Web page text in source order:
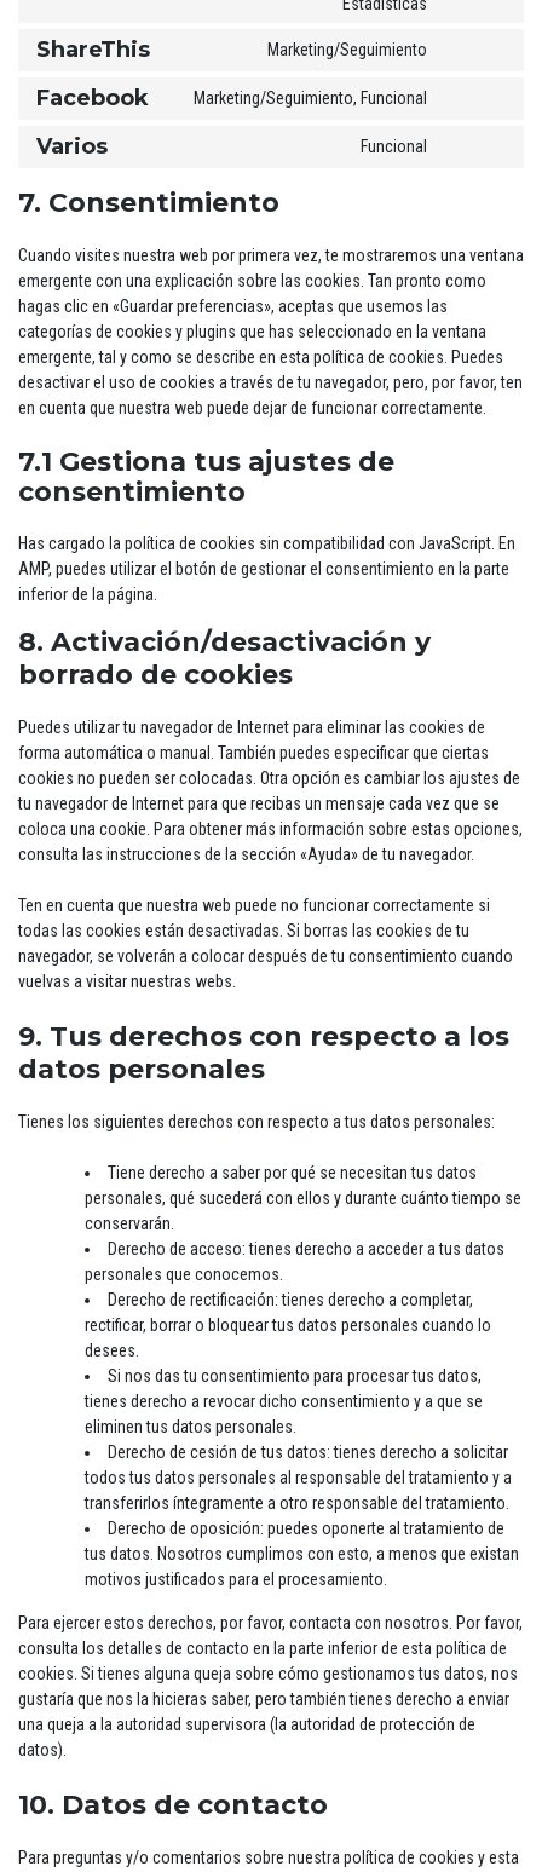
ShareThis Marketing/Seguimiento
Facebook Marketing/Seguimiento, Funcional
Varios Funcional
7. Consentimiento
Cuando visites nuestra web por primera vez, te mostraremos una ventana
emergente con una explicación sobre las cookies. Tan pronto como
hagas clic en «Guardar preferencias», aceptas que usemos las
categorías de cookies y plugins que has seleccionado en la ventana
emergente, tal y como se describe en esta política de cookies. Puedes
desactivar el uso de cookies a través de tu navegador, pero, por favor, ten
en cuenta que nuestra web puede dejar de funcionar correctamente.
7.1 Gestiona tus ajustes de
consentimiento
Has cargado la política de cookies sin compatibilidad con JavaScript. En
AMP, puedes utilizar el botón de gestionar el consentimiento en la parte
inferior de la página.
8. Activación/desactivación y
borrado de cookies
Puedes utilizar tu navegador de Internet para eliminar las cookies de
forma automática o manual. También puedes especificar que ciertas
cookies no pueden ser colocadas. Otra opción es cambiar los ajustes de
tu navegador de Internet para que recibas un mensaje cada vez que se
coloca una cookie. Para obtener más información sobre estas opciones,
consulta las instrucciones de la sección «Ayuda» de tu navegador.
Ten en cuenta que nuestra web puede no funcionar correctamente si
todas las cookies están desactivadas. Si borras las cookies de tu
navegador, se volverán a colocar después de tu consentimiento cuando
vuelvas a visitar nuestras webs.
9. Tus derechos con respecto a los
datos personales
Tienes los siguientes derechos con respecto a tus datos personales:
Tiene derecho a saber por qué se necesitan tus datos
personales, qué sucederá con ellos y durante cuánto tiempo se
conservarán.
Derecho de acceso: tienes derecho a acceder a tus datos
personales que conocemos.
Derecho de rectificación: tienes derecho a completar,
rectificar, borrar o bloquear tus datos personales cuando lo
desees.
Si nos das tu consentimiento para procesar tus datos,
tienes derecho a revocar dicho consentimiento y a que se
eliminen tus datos personales.
Derecho de cesión de tus datos: tienes derecho a solicitar
todos tus datos personales al responsable del tratamiento y a
transferirlos íntegramente a otro responsable del tratamiento.
Derecho de oposición: puedes oponerte al tratamiento de
tus datos. Nosotros cumplimos con esto, a menos que existan
motivos justificados para el procesamiento.
Para ejercer estos derechos, por favor, contacta con nosotros. Por favor,
consulta los detalles de contacto en la parte inferior de esta política de
cookies. Si tienes alguna queja sobre cómo gestionamos tus datos, nos
gustaría que nos la hicieras saber, pero también tienes derecho a enviar
una queja a la autoridad supervisora (la autoridad de protección de
datos).
10. Datos de contacto
Para preguntas y/o comentarios sobre nuestra política de cookies y esta